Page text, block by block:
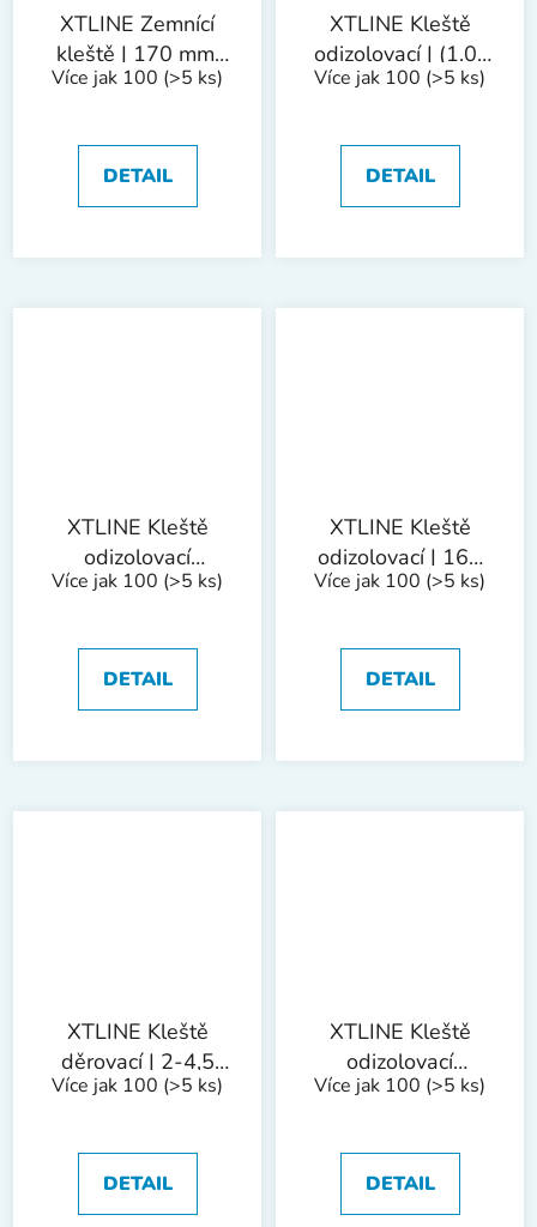
XTLINE Zemnící
kleště | 170 mm,
300 A
Více jak 100 (>5 ks)
DETAIL
XTLINE Kleště
odizolovací | (1.0-
1.6-2.0-2.6-3.2
Více jak 100 (>5 ks)
DETAIL
XTLINE Kleště
odizolovací
elektrikářské 1000
Více jak 100 (>5 ks)
DETAIL
XTLINE Kleště
odizolovací | 160
mm
Více jak 100 (>5 ks)
DETAIL
XTLINE Kleště
děrovací | 2-4,5
mm
Více jak 100 (>5 ks)
DETAIL
XTLINE Kleště
odizolovací
softgrip | 160 mm
Více jak 100 (>5 ks)
DETAIL